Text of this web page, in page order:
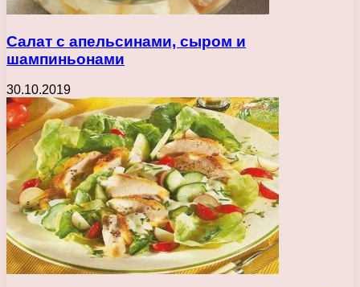
Салат с апельсинами, сыром и
шампиньонами
30.10.2019